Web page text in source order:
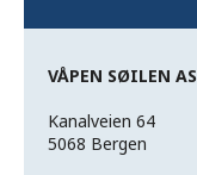
VÅPEN SØILEN AS
Kanalveien 64
5068 Bergen